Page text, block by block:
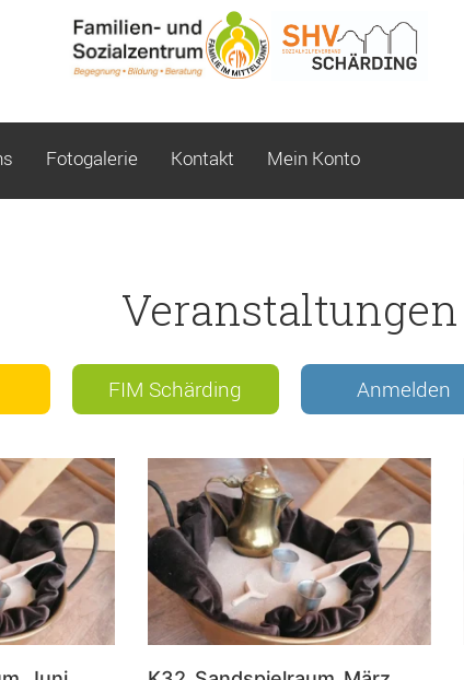
Fotogalerie Kontakt Mein Konto
Veranstaltungen
FIM Schärding Anmelden